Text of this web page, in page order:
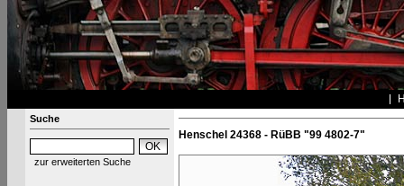
Suche
zur erweiterten Suche
Henschel 24368 - RüBB "99 4802-7"